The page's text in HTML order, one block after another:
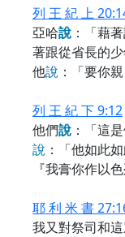
列 王 紀 上
亞哈說 ：「藉
著跟從省長的
他說 ：「要你
列 王 紀 下 9:12
他們說 ：「這
說 ：「他如此
『我膏你作以
耶 利 米 書
我又對祭司和